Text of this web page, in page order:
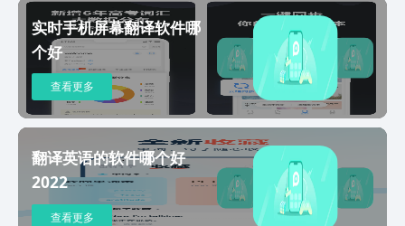
声、儿童声；可以任意调节音量、语速、
语调● 听说读写：拍照识别文字，一键
语音播放【适用人群】商务人士，即刻录
音，实时翻译，轻松记录会议纪要；跨境
旅人，不再担心语种不通的问题，长录音
识别，实时翻译，出门放心；聋哑盲人
群，帮助聋哑盲人互相交流。轻松实现翻
译和录音功能，是我们日常文字录入、语
音转换、语音翻译、速记听写、文字提取
的必备软件！联系我们：
848629606@qq.com
实时手机屏幕翻译软件哪
个好
查看更多
翻译英语的软件哪个好
2022
查看更多